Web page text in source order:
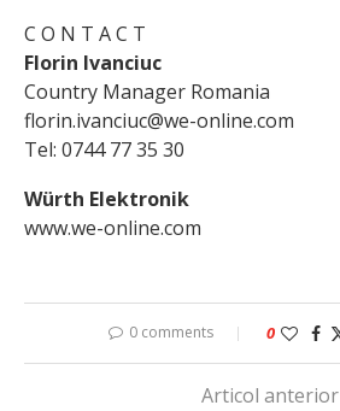
C O N T A C T
Florin Ivanciuc
Country Manager Romania
florin.ivanciuc@we-online.com
Tel: 0744 77 35 30
Würth Elektronik
www.we-online.com
0 comments 0
Articol anterior